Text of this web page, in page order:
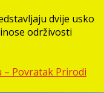
dvije usko
održivosti
– Povratak Prirodi